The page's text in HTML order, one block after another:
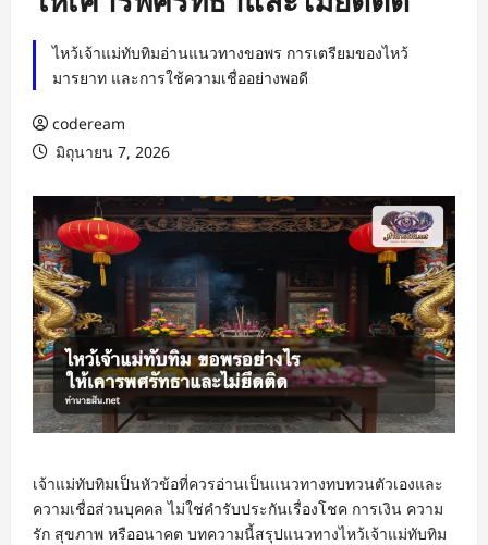
ไหว้เจ้าแม่ทับทิมอ่านแนวทางขอพร การเตรียมของไหว้
มารยาท และการใช้ความเชื่ออย่างพอดี
codeream
มิถุนายน 7, 2026
เจ้าแม่ทับทิมเป็นหัวข้อที่ควรอ่านเป็นแนวทางทบทวนตัวเองและ
ความเชื่อส่วนบุคคล ไม่ใช่คำรับประกันเรื่องโชค การเงิน ความ
รัก สุขภาพ หรืออนาคต บทความนี้สรุปแนวทางไหว้เจ้าแม่ทับทิม